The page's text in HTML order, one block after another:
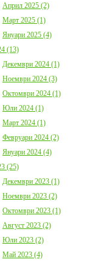
Април 2025 (2)
Март 2025 (1)
Януари 2025 (4)
(13)
Декември 2024 (1)
Ноември 2024 (3)
Октомври 2024 (1)
Юли 2024 (1)
Март 2024 (1)
Февруари 2024 (2)
Януари 2024 (4)
(25)
Декември 2023 (1)
Ноември 2023 (2)
Октомври 2023 (1)
Август 2023 (2)
Юли 2023 (2)
Май 2023 (4)